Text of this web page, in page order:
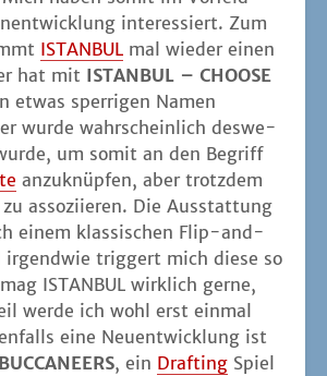
inter­es­siert. Zum
ISTANBUL mal wie­der einen
hat mit ISTANBUL – CHOOSE
etwas sper­ri­gen Namen
wur­de wahr­schein­lich des­we­
um somit an den Begriff
anzu­knüp­fen, aber trotz­dem
asso­zi­ie­ren. Die Aus­stat­tung
einem klas­si­schen Flip-and-
irgend­wie trig­gert mich die­se so
ISTANBUL wirk­lich ger­ne,
wer­de ich wohl erst ein­mal
eine Neu­ent­wick­lung ist
, ein Draf­ting Spiel